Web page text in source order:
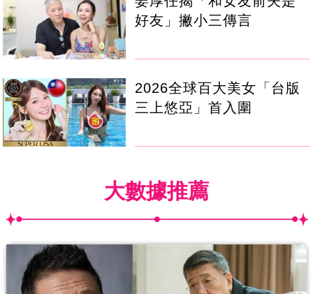
好友」撇小三傳言
2026全球百大美女「台版
三上悠亞」首入圍
大數據推薦